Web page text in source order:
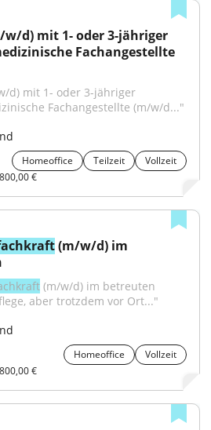
Fachangestellte
Fachangestellte (m/w/d..."
Homeoffice Teilzeit
Vollzeit
€
(m/w/d) im
(m/w/d) im betreuten
aber trotzdem vor Ort..."
Homeoffice
Vollzeit
€